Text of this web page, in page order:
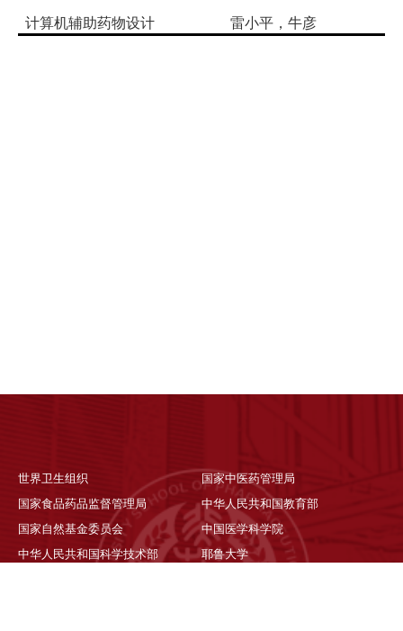
计算机辅助药物设计 雷小平，牛彦
世界卫生组织
国家中医药管理局
国家食品药品监督管理局
中华人民共和国教育部
国家自然基金委员会
中国医学科学院
中华人民共和国科学技术部
耶鲁大学